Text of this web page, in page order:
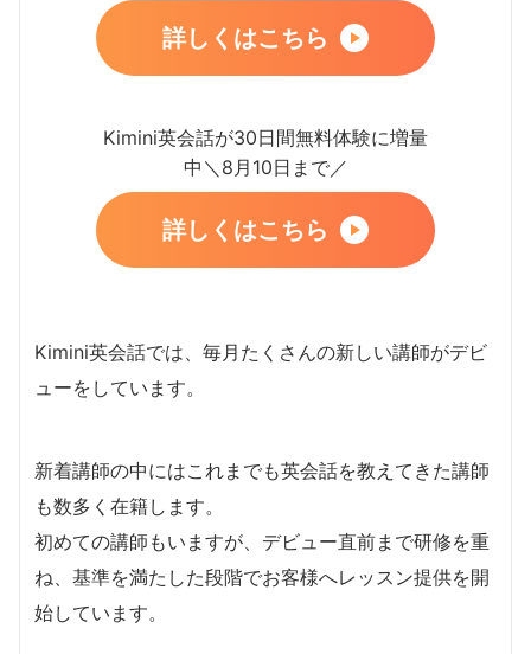
詳しくはこちら
Kimini英会話が30日間無料体験に増量
中＼8月10日まで／
詳しくはこちら
Kimini英会話では、毎月たくさんの新しい講師がデビ
ューをしています。
新着講師の中にはこれまでも英会話を教えてきた講師
も数多く在籍します。
​初めての講師もいますが、デビュー直前まで研修を重
ね、基準を満たした段階でお客様へレッスン提供を開
始しています。